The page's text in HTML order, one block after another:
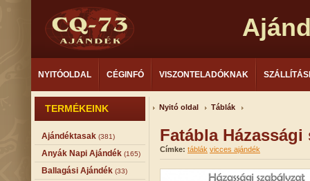
NYITÓOLDAL CÉGINFÓ VISZONTELADÓKNAK
TERMÉKEINK
Ajándéktasak (381)
Anyák Napi Ajándék (165)
Ballagási Ajándék (33)
Nyitó oldal Táblák
Fatábla Házassági
Címke: táblák vicces ajándék